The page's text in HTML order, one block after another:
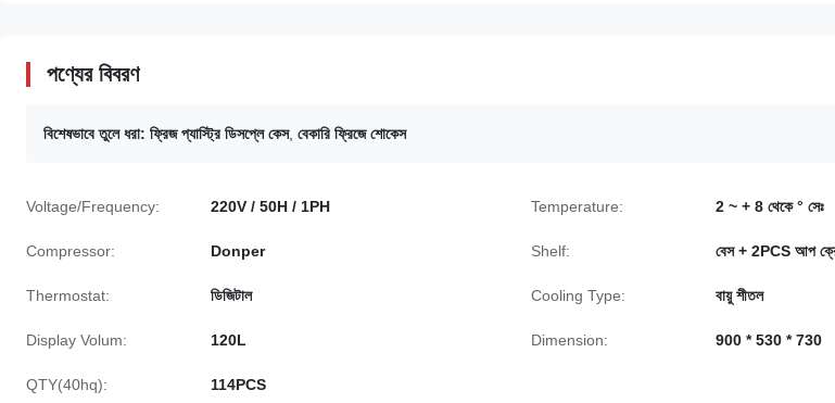
পণ্যের বিবরণ
বিশেষভাবে তুলে ধরা: ফ্রিজ প্যাস্ট্রি ডিসপ্লে কেস, বেকারি ফ্রিজে শোকেস
Voltage/Frequency: 220V / 50H / 1PH Temperature: 2 ~ + 8 থেকে ° সেঃ
Compressor: Donper Shelf: বেস + 2PCS আপ
Thermostat: ডিজিটাল Cooling Type: বায়ু শীতল
Display Volum: 120L Dimension: 900 * 530 * 730
QTY(40hq): 114PCS